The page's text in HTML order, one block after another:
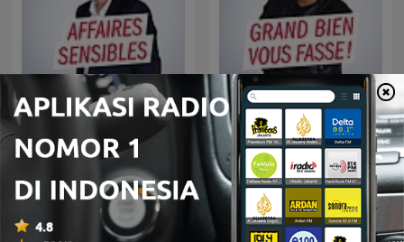
Affaires sensibles Grand bien vous fasse !